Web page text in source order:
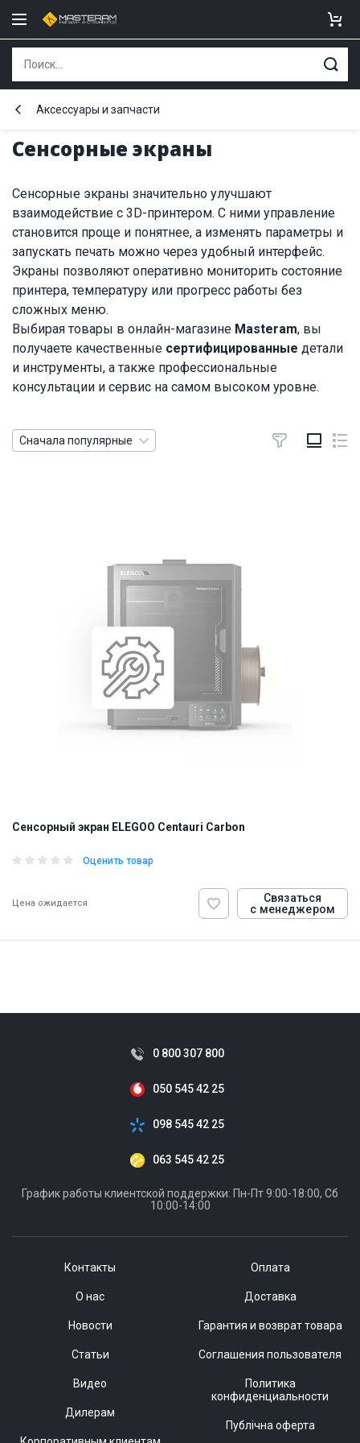
Сенсорные экраны
Аксессуары и запчасти
Сенсорные экраны значительно улучшают
взаимодействие с 3D-принтером. С ними управление
становится проще и понятнее, а изменять параметры и
запускать печать можно через удобный интерфейс.
Экраны позволяют оперативно мониторить состояние
принтера, температуру или прогресс работы без
сложных меню.
Выбирая товары в онлайн-магазине Masteram, вы
получаете качественные сертифицированные детали
и инструменты, а также профессиональные
консультации и сервис на самом высоком уровне.
Сначала популярные
Сенсорный экран ELEGOO Centauri Carbon
Оценить товар
Цена ожидается
Связаться
с менеджером
Контакты
О нас
Новости
Статьи
Видео
Дилерам
Оплата
Доставка
Гарантия и возврат товара
Соглашения пользователя
Политика
конфиденциальности
Публічна оферта
0 800 307 800
050 545 42 25
098 545 42 25
063 545 42 25
График работы клиентской поддержки: Пн-Пт 9:00-18:00, Сб
10:00-14:00